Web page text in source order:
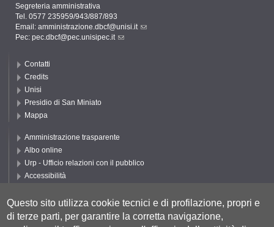
Segreteria amministrativa
Tel. 0577 235959/943/887/893
Email: amministrazione.dbcf@unisi.it
Pec: pec.dbcf@pec.unisipec.it
Contatti
Credits
Unisi
Presidio di San Miniato
Mappa
Amministrazione trasparente
Albo online
Urp - Ufficio relazioni con il pubblico
Accessibilità
Cookie settings
Segui UNISI
Questo sito utilizza cookie tecnici e di profilazione, propri e
di terze parti, per garantire la corretta navigazione,